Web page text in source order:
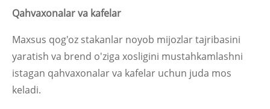
Qahvaxonalar va kafelar
Maxsus qog'oz stakanlar noyob mijozlar tajribasini
yaratish va brend o'ziga xosligini mustahkamlashni
istagan qahvaxonalar va kafelar uchun juda mos
keladi.